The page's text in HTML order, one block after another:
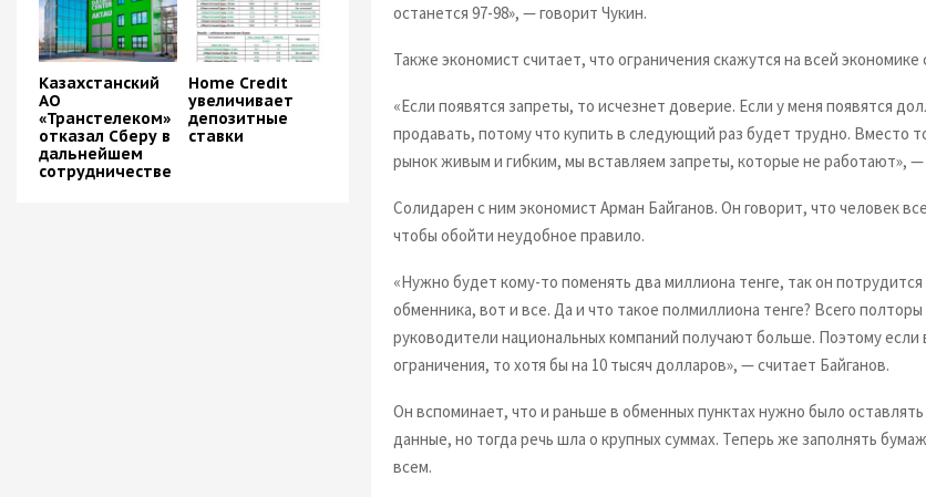
останется 97-98», — говорит Чукин.
Также экономист считает, что ограничения скажутся на всей экономике
«Если появятся запреты, то исчезнет доверие. Если у меня появятся
продавать, потому что купить в следующий раз будет трудно. Вместо
рынок живым и гибким, мы вставляем запреты, которые не работают»,
Солидарен с ним экономист Арман Байганов. Он говорит, что человек
чтобы обойти неудобное правило.
«Нужно будет кому-то поменять два миллиона тенге, так он
обменника, вот и все. Да и что такое полмиллиона тенге? Всего
руководители национальных компаний получают больше. Поэтому если
ограничения, то хотя бы на 10 тысяч долларов», — считает Байганов.
Он вспоминает, что и раньше в обменных пунктах нужно было
данные, но тогда речь шла о крупных суммах. Теперь же заполнять
всем.
Казахстанский
АО
«Транстелеком»
отказал Сберу в
дальнейшем
сотрудничестве
Home Credit
увеличивает
депозитные
ставки